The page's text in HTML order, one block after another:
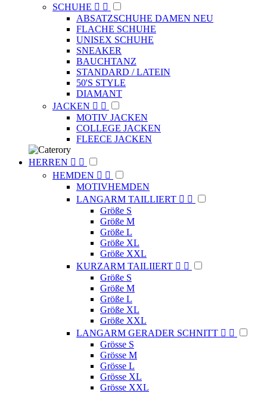
SCHUHE  
ABSATZSCHUHE DAMEN NEU
FLACHE SCHUHE
UNISEX SCHUHE
SNEAKER
BAUCHTANZ
STANDARD / LATEIN
50'S STYLE
DIAMANT
JACKEN  
MOTIV JACKEN
COLLEGE JACKEN
FLEECE JACKEN
HERREN  
HEMDEN  
MOTIVHEMDEN
LANGARM TAILLIERT  
Größe S
Größe M
Größe L
Größe XL
Größe XXL
KURZARM TAILIIERT  
Größe S
Größe M
Größe L
Größe XL
Größe XXL
LANGARM GERADER SCHNITT  
Grösse S
Grösse M
Grösse L
Grösse XL
Grösse XXL